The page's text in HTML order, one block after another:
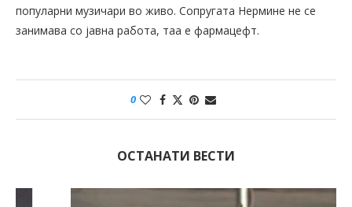
популарни музичари во живо. Сопругата Нермине не се
занимава со јавна работа, таа е фармацефт.
0
ОСТАНАТИ ВЕСТИ